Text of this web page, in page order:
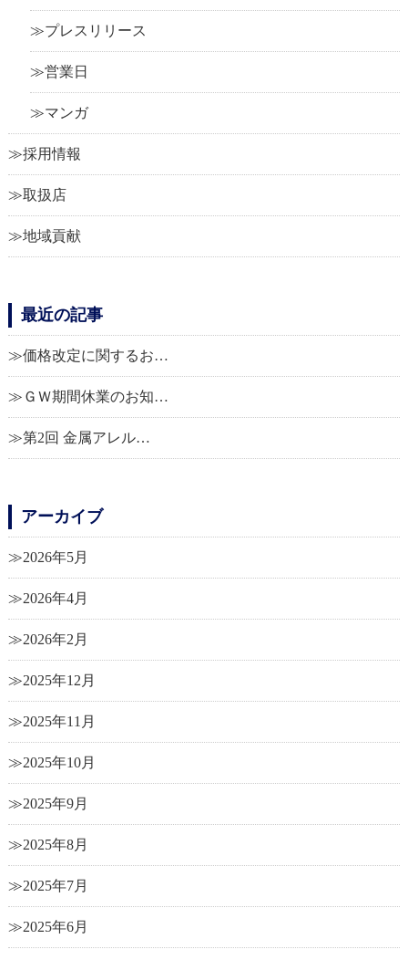
プレスリリース
営業日
マンガ
採用情報
取扱店
地域貢献
最近の記事
価格改定に関するお…
ＧＷ期間休業のお知…
第2回 金属アレル…
アーカイブ
2026年5月
2026年4月
2026年2月
2025年12月
2025年11月
2025年10月
2025年9月
2025年8月
2025年7月
2025年6月